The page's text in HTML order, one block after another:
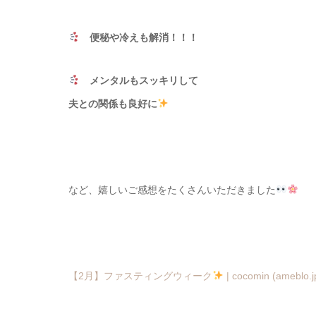
便秘や冷えも解消！！！
メンタルもスッキリして
夫との関係も良好に
など、嬉しいご感想をたくさんいただきました
【2月】ファスティングウィーク | cocomin